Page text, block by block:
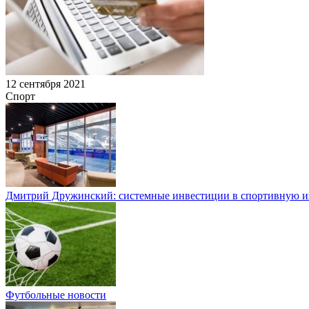
12 сентября 2021
Спорт
Дмитрий Дружинский: системные инвестиции в спортивную
Футбольные новости